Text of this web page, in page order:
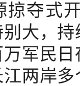
式开
大，
军民
两岸